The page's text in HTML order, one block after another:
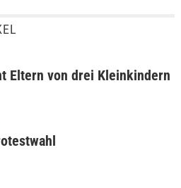
Eltern von drei Kleinkindern